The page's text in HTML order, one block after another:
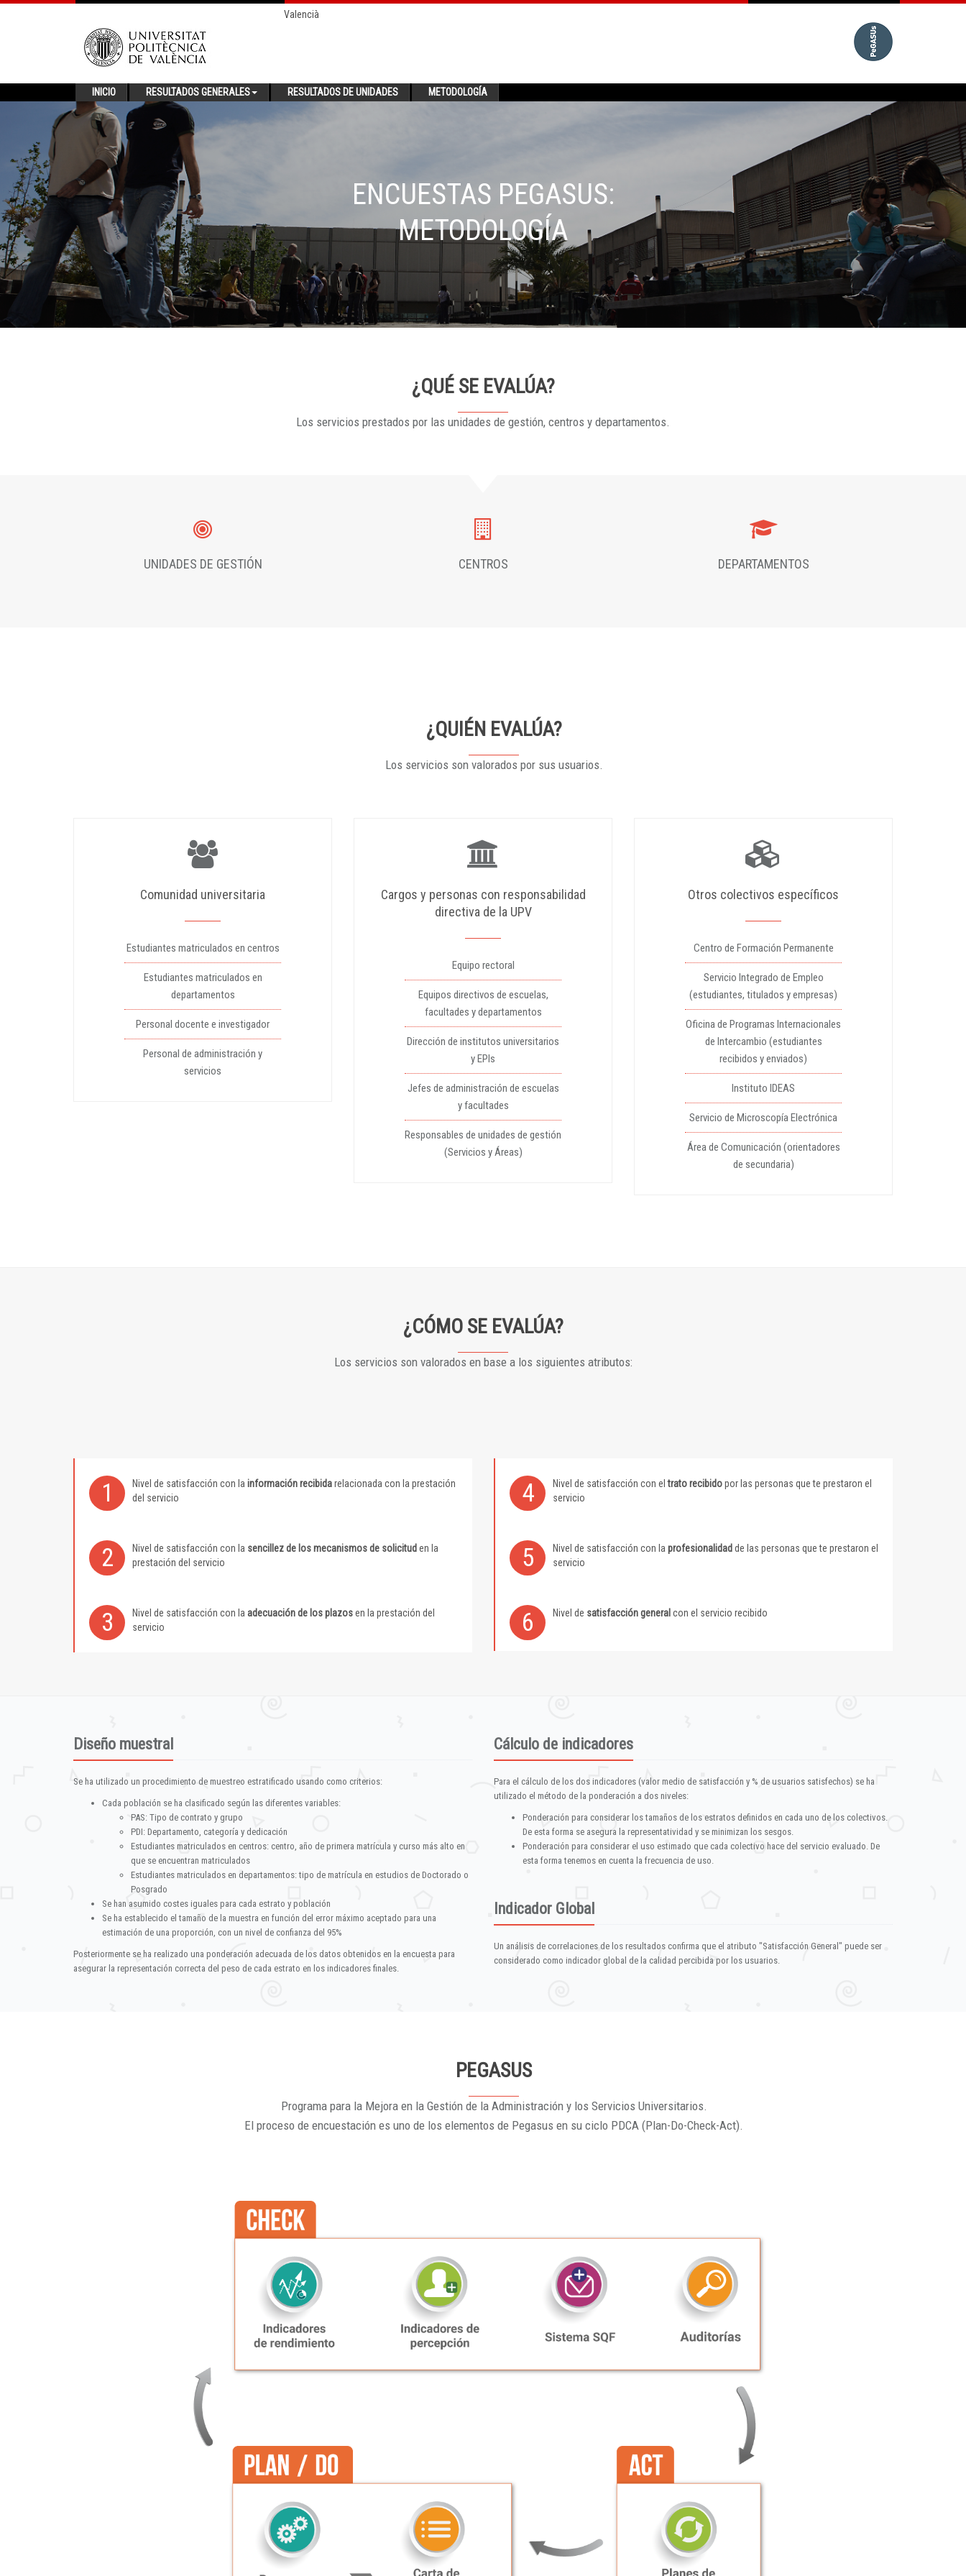
Valencià
INICIO RESULTADOS GENERALES RESULTADOS DE UNIDADES METODOLOGÍA
ENCUESTAS PEGASUS:
METODOLOGÍA
¿QUÉ SE EVALÚA?
Los servicios prestados por las unidades de gestión, centros y departamentos.
UNIDADES DE GESTIÓN CENTROS DEPARTAMENTOS
¿QUIÉN EVALÚA?
Los servicios son valorados por sus usuarios.
Comunidad universitaria
Estudiantes matriculados en centros
Estudiantes matriculados en
departamentos
Personal docente e investigador
Personal de administración y
servicios
Cargos y personas con responsabilidad
directiva de la UPV
Equipo rectoral
Equipos directivos de escuelas,
facultades y departamentos
Dirección de institutos universitarios
y EPIs
Jefes de administración de escuelas
y facultades
Responsables de unidades de gestión
(Servicios y Áreas)
Otros colectivos específicos
Centro de Formación Permanente
Servicio Integrado de Empleo
(estudiantes, titulados y empresas)
Oficina de Programas Internacionales
de Intercambio (estudiantes
recibidos y enviados)
Instituto IDEAS
Servicio de Microscopía Electrónica
Área de Comunicación (orientadores
de secundaria)
¿CÓMO SE EVALÚA?
Los servicios son valorados en base a los siguientes atributos:
1 Nivel de satisfacción con la información recibidarelacionada con la prestación
del servicio
4 Nivel de satisfacción con eltrato recibidopor las personas que te prestaron el
servicio
2 Nivel de satisfacción con la sencillez de los mecanismos de solicitud en la
prestación del servicio
5 Nivel de satisfacción con la profesionalidad de las personas que te prestaron el
servicio
3 Nivel de satisfacción con la adecuación de los plazosen la prestación del
servicio
6 Nivel de satisfacción general con el servicio recibido
Diseño muestral
Se ha utilizado un procedimiento de muestreo estratificado usando como criterios:
Cada población se ha clasificado según las diferentes variables:
PAS: Tipo de contrato y grupo
PDI: Departamento, categoría y dedicación
Estudiantes matriculados en centros: centro, año de primera matrícula y curso más alto en
que se encuentran matriculados
Estudiantes matriculados en departamentos: tipo de matrícula en estudios de Doctorado o
Posgrado
Se han asumido costes iguales para cada estrato y población
Se ha establecido el tamaño de la muestra en función del error máximo aceptado para una
estimación de una proporción, con un nivel de confianza del 95%
Posteriormente se ha realizado una ponderación adecuada de los datos obtenidos en la encuesta para
asegurar la representación correcta del peso de cada estrato en los indicadores finales.
Cálculo de indicadores
Para el cálculo de los dos indicadores (valor medio de satisfacción y % de usuarios satisfechos) se ha
utilizado el método de la ponderación a dos niveles:
Ponderación para considerar los tamaños de los estratos definidos en cada uno de los colectivos.
De esta forma se asegura la representatividad y se minimizan los sesgos.
Ponderación para considerar el uso estimado que cada colectivo hace del servicio evaluado. De
esta forma tenemos en cuenta la frecuencia de uso.
Indicador Global
Un análisis de correlaciones de los resultados confirma que el atributo "Satisfacción General" puede ser
considerado como indicador global de la calidad percibida por los usuarios.
PEGASUS
Programa para la Mejora en la Gestión de la Administración y los Servicios Universitarios.
El proceso de encuestación es uno de los elementos de Pegasus en su ciclo PDCA (Plan-Do-Check-Act).